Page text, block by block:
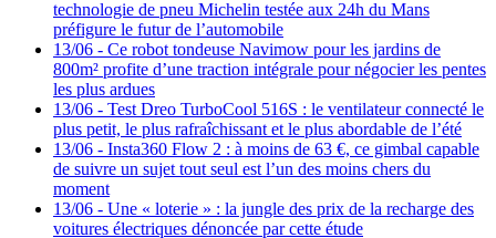
technologie de pneu Michelin testée aux 24h du Mans
préfigure le futur de l’automobile
13/06 - Ce robot tondeuse Navimow pour les jardins de
800m² profite d’une traction intégrale pour négocier les pentes
les plus ardues
13/06 - Test Dreo TurboCool 516S : le ventilateur connecté le
plus petit, le plus rafraîchissant et le plus abordable de l’été
13/06 - Insta360 Flow 2 : à moins de 63 €, ce gimbal capable
de suivre un sujet tout seul est l’un des moins chers du
moment
13/06 - Une « loterie » : la jungle des prix de la recharge des
voitures électriques dénoncée par cette étude